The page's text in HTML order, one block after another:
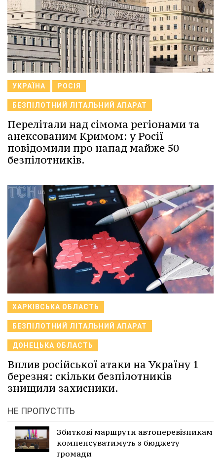
УКРАЇНА РОСІЯ
БЕЗПІЛОТНИЙ ЛІТАЛЬНИЙ АПАРАТ
Перелітали над сімома регіонами та
анексованим Кримом: у Росії
повідомили про напад майже 50
безпілотників.
ХАРКІВСЬКА ОБЛАСТЬ
БЕЗПІЛОТНИЙ ЛІТАЛЬНИЙ АПАРАТ
ДОНЕЦЬКА ОБЛАСТЬ
Вплив російської атаки на Україну 1
березня: скільки безпілотників
знищили захисники.
НЕ ПРОПУСТІТЬ
Збиткові маршрути автоперевізникам
компенсуватимуть з бюджету
громади